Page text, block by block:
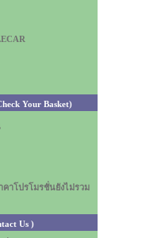
Your Basket)
าโปรโมรชั่นยังไม่รวม
Us )